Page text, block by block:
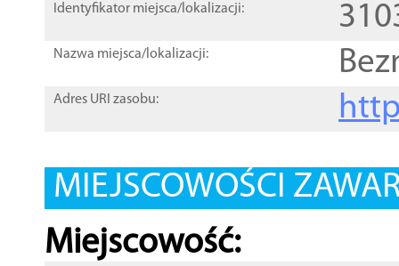
Identyfikator miejsca/lokalizacji:
Nazwa miejsca/lokalizacji:
Adres URI zasobu:
MIEJSCOWOŚCI
Miejscowość: